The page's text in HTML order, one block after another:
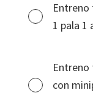
1 pala 1
con